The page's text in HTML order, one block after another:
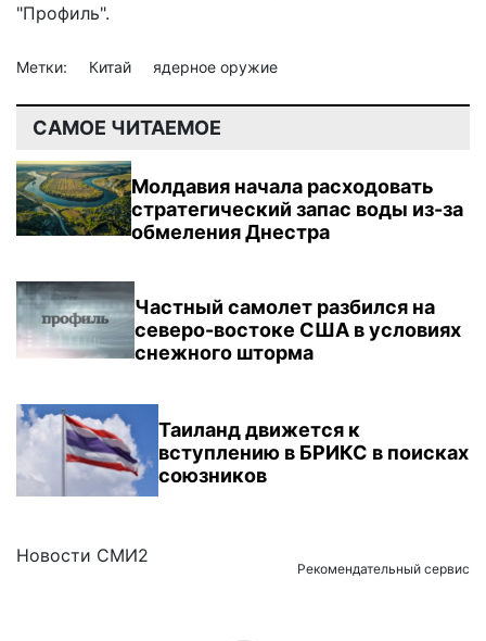
"Профиль".
Метки: Китай ядерное оружие
САМОЕ ЧИТАЕМОЕ
Молдавия начала расходовать
стратегический запас воды из-за
обмеления Днестра
Частный самолет разбился на
северо-востоке США в условиях
снежного шторма
Таиланд движется к
вступлению в БРИКС в поисках
союзников
Новости СМИ2
Рекомендательный сервис